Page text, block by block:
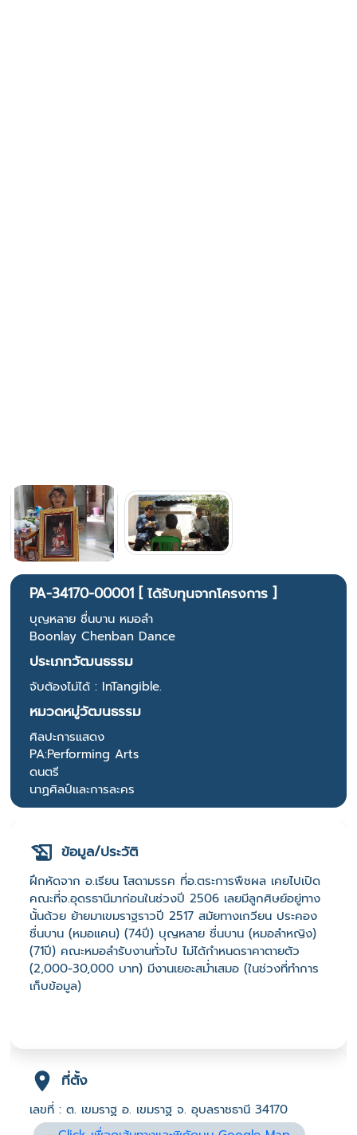
PA-34170-00001 [ ได้รับทุนจากโครงการ ]
บุญหลาย ชื่นบาน หมอลำ
Boonlay Chenban Dance
ประเภทวัฒนธรรม
จับต้องไม่ได้ : InTangible.
หมวดหมู่วัฒนธรรม
ศิลปะการแสดง
PA:Performing Arts
ดนตรี
นาฏศิลป์และการละคร
ข้อมูล/ประวัติ
ฝึกหัดจาก อ.เรียน โสดามรรค ที่อ.ตระการพืชผล เคยไปเปิด
คณะที่จ.อุดรธานีมาก่อนในช่วงปี 2506 เลยมีลูกศิษย์อยู่ทาง
นั้นด้วย ย้ายมาเขมราฐราวปี 2517 สมัยทางเกวียน ประคอง
ชื่นบาน (หมอแคน) (74ปี) บุญหลาย ชื่นบาน (หมอลำหญิง)
(71ปี) คณะหมอลำรับงานทั่วไป ไม่ได้กำหนดราคาตายตัว
(2,000-30,000 บาท) มีงานเยอะสม่ำเสมอ (ในช่วงที่ทำการ
เก็บข้อมูล)
ที่ตั้ง
เลขที่ : ต. เขมราฐ อ. เขมราฐ จ. อุบลราชธานี 34170